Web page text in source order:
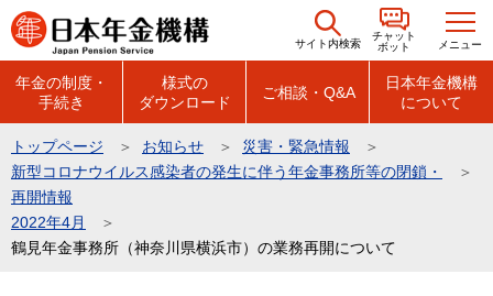
こ
の
の
先
頭
で
サイト内検索
チャット
ボット
メニュー
年金の制度・
手続き
様式の
ダウンロード
ご相談・Q&A
日本年金機構
について
トップページ お知らせ
災害・緊急情報
新型コロナウイルス感染者の発生に伴う年金事務所等の閉鎖・
再開情報
2022年4月
鶴見年金事務所（神奈川県横浜市）の業務再開について